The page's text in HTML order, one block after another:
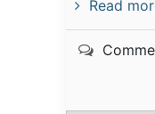
Read